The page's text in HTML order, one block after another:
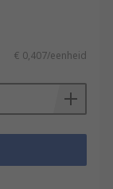
€ 0,407/eenheid